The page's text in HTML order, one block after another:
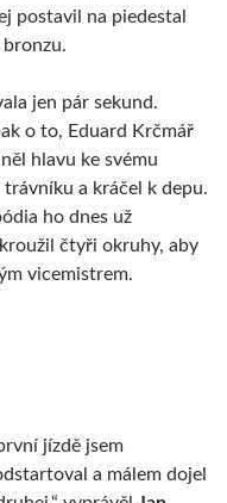
postavil na piedestal
jen pár sekund.
o to, Eduard Krčmář
hlavu ke svému
a kráčel k depu.
ho dnes už
čtyři okruhy, aby
vicemistrem.
jízdě jsem
a málem dojel